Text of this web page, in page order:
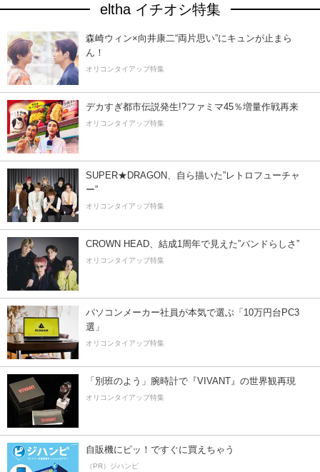
eltha イチオシ特集
森崎ウィン×向井康二“両片思い”にキュンが止まら
ん！
オリコンタイアップ特集
デカすぎ都市伝説発生!?ファミマ45％増量作戦再来
オリコンタイアップ特集
SUPER★DRAGON、自ら描いた”レトロフューチャ
ー”
オリコンタイアップ特集
CROWN HEAD、結成1周年で見えた”バンドらしさ”
オリコンタイアップ特集
パソコンメーカー社員が本気で選ぶ「10万円台PC3
選」
オリコンタイアップ特集
「別班のよう」腕時計で『VIVANT』の世界観再現
オリコンタイアップ特集
自販機にピッ！ですぐに買えちゃう
（PR）ジハンピ